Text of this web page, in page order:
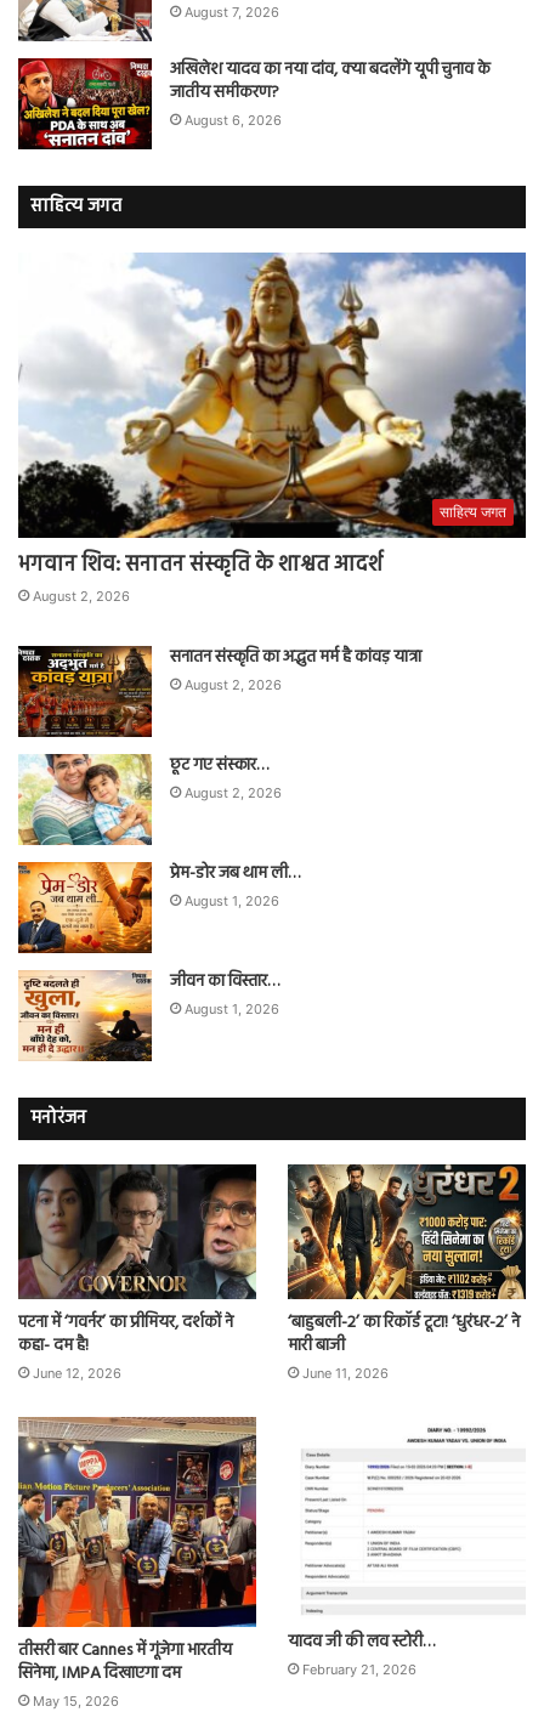
August 7, 2026
अखिलेश यादव का नया दांव, क्या बदलेंगे यूपी चुनाव के
जातीय समीकरण?
August 6, 2026
साहित्य जगत
साहित्य जगत
भगवान शिव: सनातन संस्कृति के शाश्वत आदर्श
August 2, 2026
सनातन संस्कृति का अद्भुत मर्म है कांवड़ यात्रा
August 2, 2026
छूट गए संस्कार…
August 2, 2026
प्रेम-डोर जब थाम ली…
August 1, 2026
जीवन का विस्तार…
August 1, 2026
मनोरंजन
पटना में ‘गवर्नर’ का प्रीमियर, दर्शकों ने
कहा- दम है!
June 12, 2026
‘बाहुबली-2’ का रिकॉर्ड टूटा! ‘धुरंधर-2’ ने
मारी बाजी
June 11, 2026
तीसरी बार Cannes में गूंजेगा भारतीय
सिनेमा, IMPA दिखाएगा दम
May 15, 2026
यादव जी की लव स्टोरी…
February 21, 2026